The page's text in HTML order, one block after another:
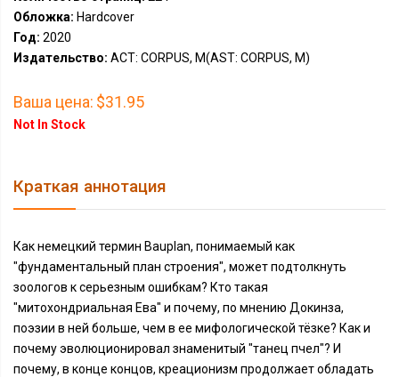
Обложка: Hardcover
Год: 2020
Издательство: АСТ: CORPUS, М(AST: CORPUS, M)
Ваша цена: $31.95
Not In Stock
Краткая аннотация
Как немецкий термин Bauplan, понимаемый как
"фундаментальный план строения", может подтолкнуть
зоологов к серьезным ошибкам? Кто такая
"митохондриальная Ева" и почему, по мнению Докинза,
поэзии в ней больше, чем в ее мифологической тёзке? Как и
почему эволюционировал знаменитый "танец пчел"? И
почему, в конце концов, креационизм продолжает обладать